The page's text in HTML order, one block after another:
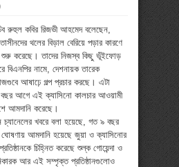
রুহুল কবির রিজভী আহমেদ বলেছেন,
থলের বিড়াল বেরিয়ে পড়ার কারণে
শুরু করেছে। তাদের নিজস্ব কিছু ভূঁইফোড়
বিএনপির নামে, দেশনায়ক তারেক
আষাঢ়ে গল্প প্রচার করছে। এটা
বছর আগে এই ক্যাসিনো কালচার আওয়ামী
আমদানি করেছে।
চ্যানেলের খবরে বলা হয়েছে, গত ৯ বছর
আমদানি হয়েছে জুয়া ও ক্যাসিনোর
চিহ্নিত করেছে শুল্ক গোয়েন্দা ও
আর এই সম্পৃক্ত প্রতিষ্ঠানগুলোও